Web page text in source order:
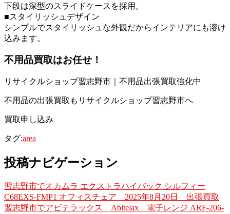
下段は深型のスライドケースを採用。
■スタイリッシュデザイン
シンプルでスタイリッシュな外観だからインテリアにも溶け
込みます。
不用品買取はお任せ！
リサイクルショップ習志野市｜不用品出張買取強化中
不用品の出張買取もリサイクルショップ習志野市へ
買取申し込み
タグ:area
投稿ナビゲーション
習志野市でオカムラ エクストラハイバック シルフィー
C68EXS-FMP1 オフィスチェア 2025年8月20日 出張買取
習志野市でアビテラックス Abitelax 電子レンジ ARF-206-